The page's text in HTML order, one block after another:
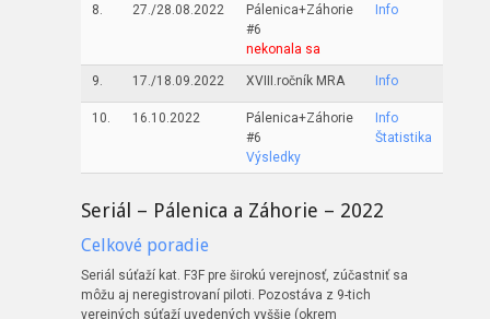
8. 27./28.08.2022
Pálenica+Záhorie
#6
nekonala sa
Info
9. 17./18.09.2022 XVIII.ročník MRA Info
10. 16.10.2022
Pálenica+Záhorie
#6
Výsledky
Info
Štatistika
Seriál – Pálenica a Záhorie – 2022
Celkové poradie
Seriál súťaží kat. F3F pre širokú verejnosť, zúčastniť sa
môžu aj neregistrovaní piloti. Pozostáva z 9-tich
verejných súťaží uvedených vyššie (okrem